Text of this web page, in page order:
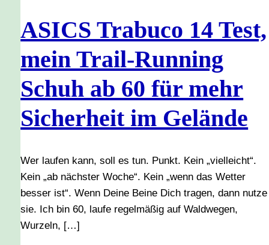
ASICS Trabuco 14 Test,
mein Trail-Running
Schuh ab 60 für mehr
Sicherheit im Gelände
Wer laufen kann, soll es tun. Punkt. Kein „vielleicht“.
Kein „ab nächster Woche“. Kein „wenn das Wetter
besser ist“. Wenn Deine Beine Dich tragen, dann nutze
sie. Ich bin 60, laufe regelmäßig auf Waldwegen,
Wurzeln, […]